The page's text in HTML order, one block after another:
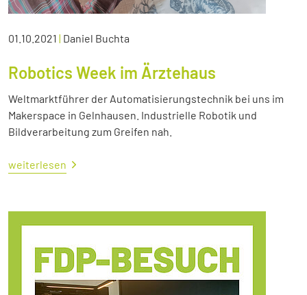
01.10.2021 | Daniel Buchta
Robotics Week im Ärztehaus
Weltmarktführer der Automatisierungstechnik bei uns im
Makerspace in Gelnhausen. Industrielle Robotik und
Bildverarbeitung zum Greifen nah.
weiterlesen